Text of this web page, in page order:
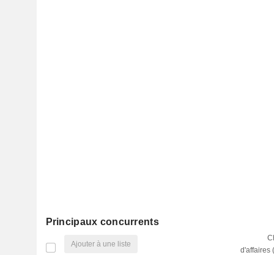
Principaux concurrents
Ajouter à une liste
d'affaires